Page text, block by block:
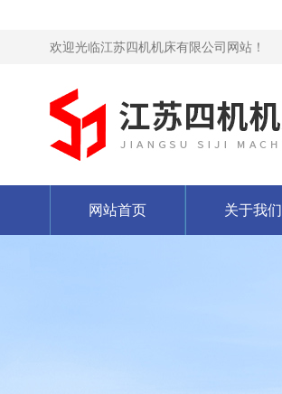
欢迎光临江苏四机机床有限公司网站！
网站首页 关于我们